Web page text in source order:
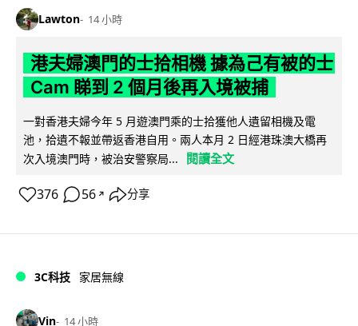
Lawton 14 小時
港夫婦澳門的士拾相機 據為己有被的士
Cam 睇到 2 個月後再入境被捕
一對香港夫婦今年 5 月遊澳門乘的士拾獲他人遺留相機及電
池，拾遺不報並帶返香港自用。兩人本月 2 日經港珠澳大橋再
次入境澳門時，被治安警察局...
閱讀全文
376 56 ↗ 分享
3C科技 家居無線
Vin 14 小時